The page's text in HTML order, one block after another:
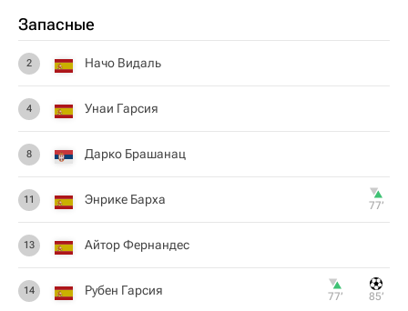
Запасные
2 Начо Видаль
4 Унаи Гарсия
8 Дарко Брашанац
11 Энрике Барха 77‎’‎
13 Айтор Фернандес
14 Рубен Гарсия 77‎’‎ 85‎’‎